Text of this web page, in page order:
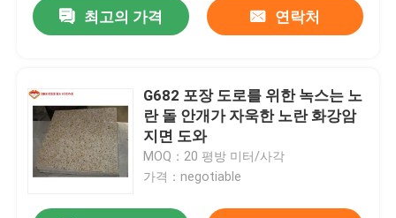
최고의 가격 연락처
G682 포장 도로를 위한 녹스는 노
란 돌 안개가 자욱한 노란 화강암
지면 도와
MOQ：20 평방 미터/사각
가격：negotiable